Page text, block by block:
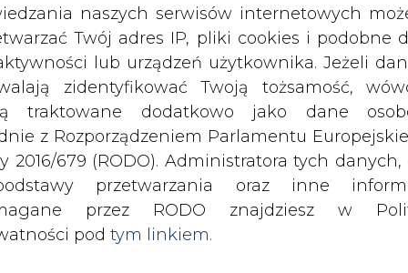
ZMIANY KADROWE NA RYNKU
naszych serwisów internetowych
Twój adres IP, pliki cookies i podobne
lub urządzeń użytkownika. Jeżeli
zidentyfikować Twoją tożsamość,
traktowane dodatkowo jako dane
z Rozporządzeniem Parlamentu
2016/679 (RODO). Administratora tych danych,
przetwarzania oraz inne
przez RODO znajdziesz w
pod tym linkiem.